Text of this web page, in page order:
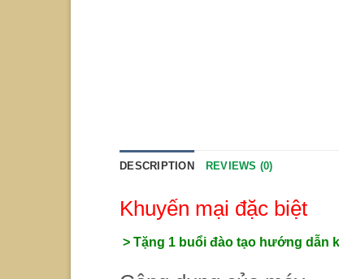
DESCRIPTION REVIEWS (0)
Khuyến mại đặc biệt
> Tặng 1 buổi đào tạo hướng dẫn